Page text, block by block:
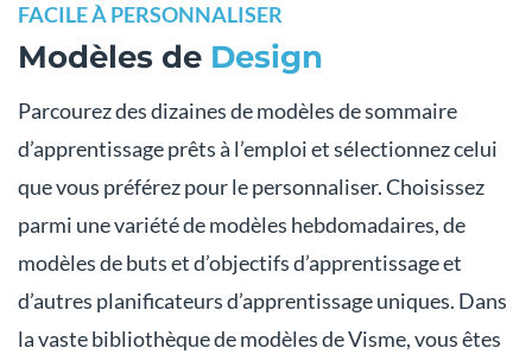
FACILE À PERSONNALISER
Modèles de Design
Parcourez des dizaines de modèles de sommaire
d’apprentissage prêts à l’emploi et sélectionnez celui
que vous préférez pour le personnaliser. Choisissez
parmi une variété de modèles hebdomadaires, de
modèles de buts et d’objectifs d’apprentissage et
d’autres planificateurs d’apprentissage uniques. Dans
la vaste bibliothèque de modèles de Visme, vous êtes